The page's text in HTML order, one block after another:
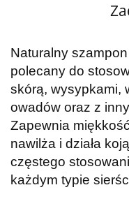
Naturalny
polecany do
skórą, wysypkami,
owadów oraz z
Zapewnia
nawilża i działa
częstego
każdym typie